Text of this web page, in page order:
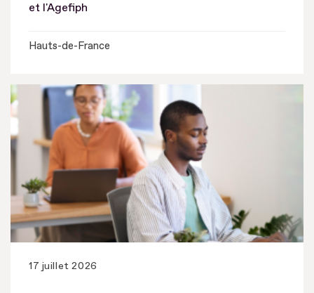
et l'Agefiph
Hauts-de-France
17 juillet 2026